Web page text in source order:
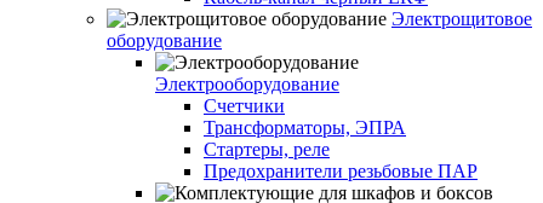
Электрощитовое
оборудование
Электрооборудование
Счетчики
Трансформаторы, ЭПРА
Стартеры, реле
Предохранители резьбовые ПАР